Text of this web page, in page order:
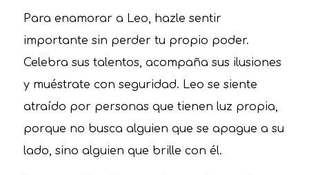
Para enamorar a Leo, hazle sentir
importante sin perder tu propio poder.
Celebra sus talentos, acompaña sus ilusiones
y muéstrate con seguridad. Leo se siente
atraído por personas que tienen luz propia,
porque no busca alguien que se apague a su
lado, sino alguien que brille con él.